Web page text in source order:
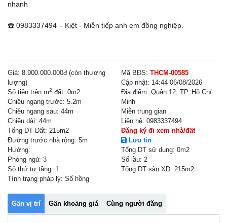
nhanh
☎️ 0983337494 – Kiệt - Miễn tiếp anh em đồng nghiệp.
Giá: 8.900.000.000đ (còn thương
lượng)
Số tiền trên m2 đất: 0m2
Chiều ngang trước: 5.2m
Chiều ngang sau: 44m
Chiều dài: 44m
Tổng DT Đất: 215m2
Đường trước nhà rộng: 5m
Hướng:
Phòng ngủ: 3
Số thứ tự tầng: 1
Tình trạng pháp lý: Sổ hồng
Mã BĐS: THCM-00585
Cập nhật: 14:44 06/08/2026
Địa điểm: Quận 12, TP. Hồ Chí
Minh
Miễn trung gian
Liên hệ: 0983337494
Đăng ký đi xem nhà/đất
Lưu tin
Tổng DT sử dụng: 0m2
Số lầu: 2
Tổng DT sàn XD: 215m2
Gần vị trí Gần khoảng giá Cùng người đăng